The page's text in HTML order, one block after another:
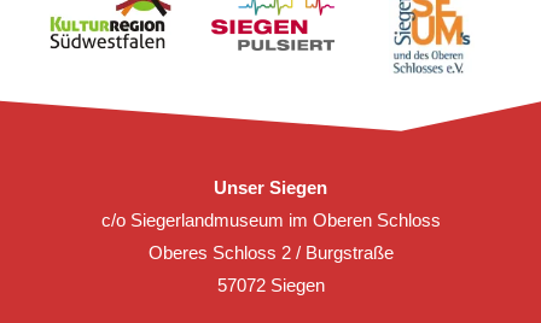
Unser Siegen
c/o Siegerlandmuseum im Oberen Schloss
Oberes Schloss 2 / Burgstraße
57072 Siegen